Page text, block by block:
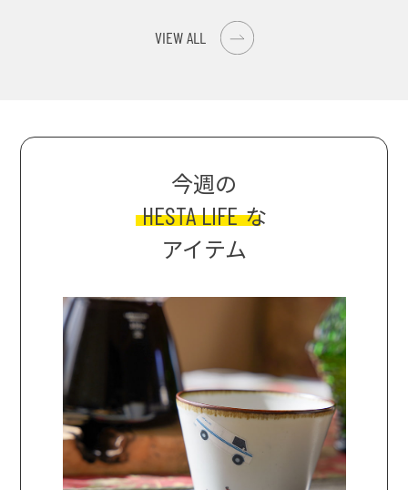
VIEW ALL
今週の
HESTA LIFE な
アイテム